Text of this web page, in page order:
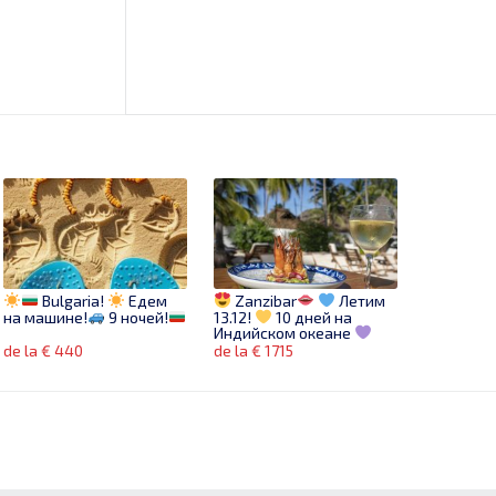
Bulgaria!
Едем
на машине!
9 ночей!
de la € 440
Zanzibar
Летим
13.12!
10 дней на
Индийском океане
de la € 1715